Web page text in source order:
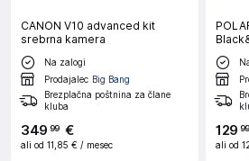
CANON V10 advanced kit
srebrna kamera
Na zalogi
Prodajalec Big Bang
Brezplačna poštnina za člane
kluba
349 99 €
ali od 11,85 € / mesec
129 99
ali od